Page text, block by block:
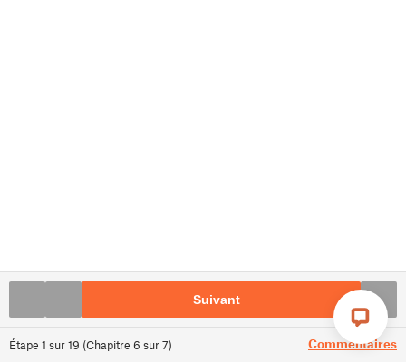
Étape 1 sur19 (Chapitre 6 sur7) Commentaires
Suivant